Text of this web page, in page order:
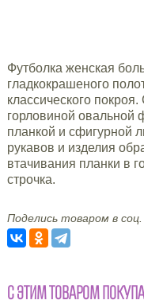
Футболка женская
гладкокрашеного
классического
горловиной овальной
планкой и сфигурной
рукавов и изделия
втачивания планки в
строчка.
Поделись товаром в
С ЭТИМ ТОВАРОМ